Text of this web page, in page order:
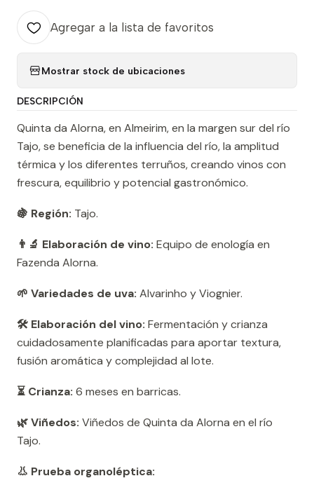
Agregar a la lista de favoritos
Mostrar stock de ubicaciones
DESCRIPCIÓN
Quinta da Alorna, en Almeirim, en la margen sur del río
Tajo, se beneficia de la influencia del río, la amplitud
térmica y los diferentes terruños, creando vinos con
frescura, equilibrio y potencial gastronómico.
🍇 Región: Tajo.
👨‍🔬 Elaboración de vino: Equipo de enología en
Fazenda Alorna.
🌱 Variedades de uva: Alvarinho y Viognier.
🛠️ Elaboración del vino: Fermentación y crianza
cuidadosamente planificadas para aportar textura,
fusión aromática y complejidad al lote.
⏳ Crianza: 6 meses en barricas.
🌿 Viñedos: Viñedos de Quinta da Alorna en el río
Tajo.
👃 Prueba organoléptica: